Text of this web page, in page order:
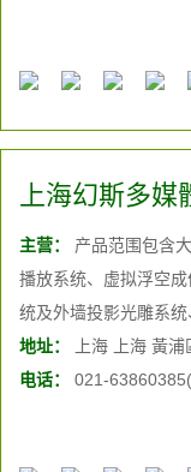
上海幻斯多
主营：
产品范围包含
播放系统、虚拟浮空
统及外墙投影光雕系
地址：
上海 上海 黃
电话：
021-